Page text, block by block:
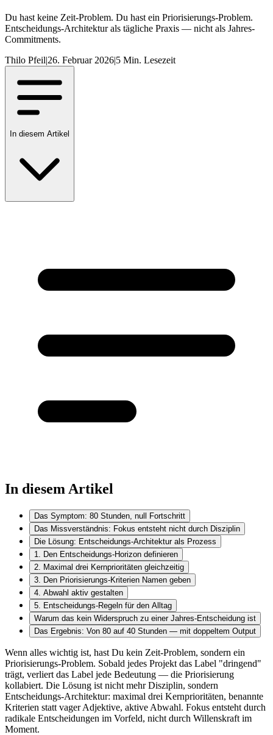
Du hast keine Zeit-Problem. Du hast ein Priorisierungs-Problem.
Entscheidungs-Architektur als tägliche Praxis — nicht als Jahres-
Commitments.
Thilo Pfeil|26. Februar 2026|5 Min. Lesezeit
In diesem Artikel
In diesem Artikel
Das Symptom: 80 Stunden, null Fortschritt
Das Missverständnis: Fokus entsteht nicht durch Disziplin
Die Lösung: Entscheidungs-Architektur als Prozess
1. Den Entscheidungs-Horizon definieren
2. Maximal drei Kernprioritäten gleichzeitig
3. Den Priorisierungs-Kriterien Namen geben
4. Abwahl aktiv gestalten
5. Entscheidungs-Regeln für den Alltag
Warum das kein Widerspruch zu einer Jahres-Entscheidung ist
Das Ergebnis: Von 80 auf 40 Stunden — mit doppeltem Output
Wenn alles wichtig ist, hast Du kein Zeit-Problem, sondern ein
Priorisierungs-Problem. Sobald jedes Projekt das Label "dringend"
trägt, verliert das Label jede Bedeutung — die Priorisierung
kollabiert. Die Lösung ist nicht mehr Disziplin, sondern
Entscheidungs-Architektur: maximal drei Kernprioritäten, benannte
Kriterien statt vager Adjektive, aktive Abwahl. Fokus entsteht durch
radikale Entscheidungen im Vorfeld, nicht durch Willenskraft im
Moment.